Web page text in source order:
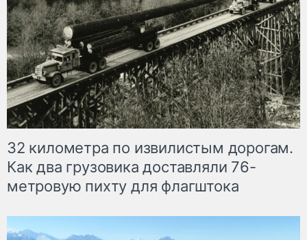
32 километра по извилистым дорогам.
Как два грузовика доставляли 76-
метровую пихту для флагштока